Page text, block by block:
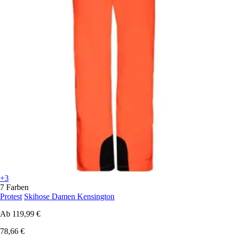
+3
7 Farben
Protest Skihose Damen Kensington
Ab 119,99 €
78,66 €